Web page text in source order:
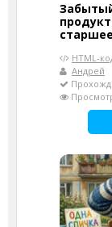
HTML-
Андрей